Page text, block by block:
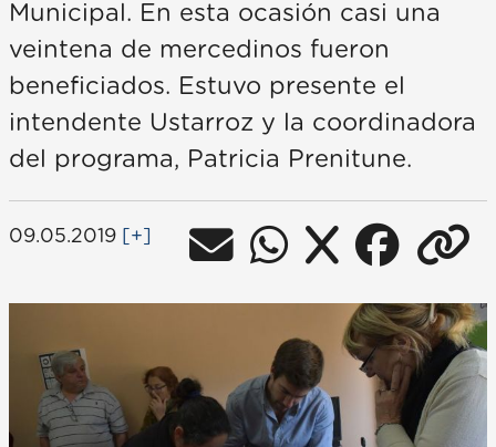
Municipal. En esta ocasión casi una
veintena de mercedinos fueron
beneficiados. Estuvo presente el
intendente Ustarroz y la coordinadora
del programa, Patricia Prenitune.
09.05.2019 [+]